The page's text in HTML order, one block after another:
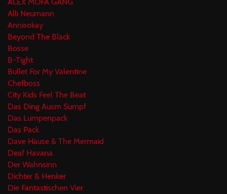
ALEX MOFA GANG
Alli Neumann
Annisokay
Beyond The Black
Bosse
B-Tight
Bullet For My Valentine
Chefboss
City Kids Feel The Beat
Das Ding Ausm Sumpf
Das Lumpenpack
Das Pack
Dave Hause & The Mermaid
Deaf Havana
Der Wahnsinn
Dichter & Henker
Die Fantastischen Vier